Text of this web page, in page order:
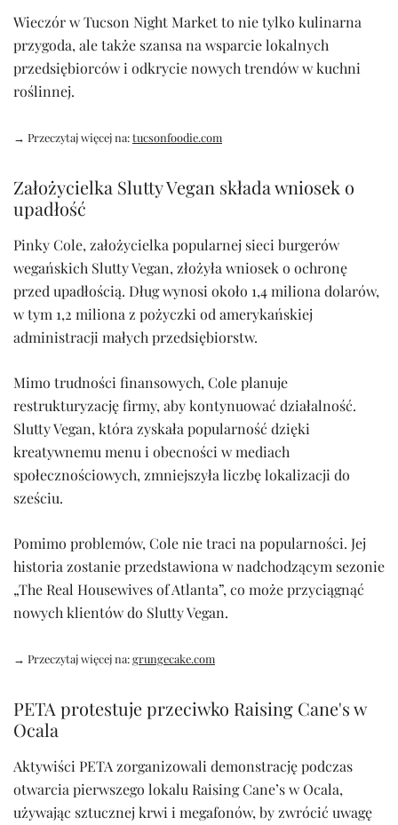
Wieczór w Tucson Night Market to nie tylko kulinarna
przygoda, ale także szansa na wsparcie lokalnych
przedsiębiorców i odkrycie nowych trendów w kuchni
roślinnej.
→ Przeczytaj więcej na:tucsonfoodie.com
Założycielka Slutty Vegan składa wniosek o
upadłość
Pinky Cole, założycielka popularnej sieci burgerów
wegańskich Slutty Vegan, złożyła wniosek o ochronę
przed upadłością. Dług wynosi około 1,4 miliona dolarów,
w tym 1,2 miliona z pożyczki od amerykańskiej
administracji małych przedsiębiorstw.
Mimo trudności finansowych, Cole planuje
restrukturyzację firmy, aby kontynuować działalność.
Slutty Vegan, która zyskała popularność dzięki
kreatywnemu menu i obecności w mediach
społecznościowych, zmniejszyła liczbę lokalizacji do
sześciu.
Pomimo problemów, Cole nie traci na popularności. Jej
historia zostanie przedstawiona w nadchodzącym sezonie
„The Real Housewives of Atlanta”, co może przyciągnąć
nowych klientów do Slutty Vegan.
→ Przeczytaj więcej na:grungecake.com
PETA protestuje przeciwko Raising Cane's w
Ocala
Aktywiści PETA zorganizowali demonstrację podczas
otwarcia pierwszego lokalu Raising Cane’s w Ocala,
używając sztucznej krwi i megafonów, by zwrócić uwagę